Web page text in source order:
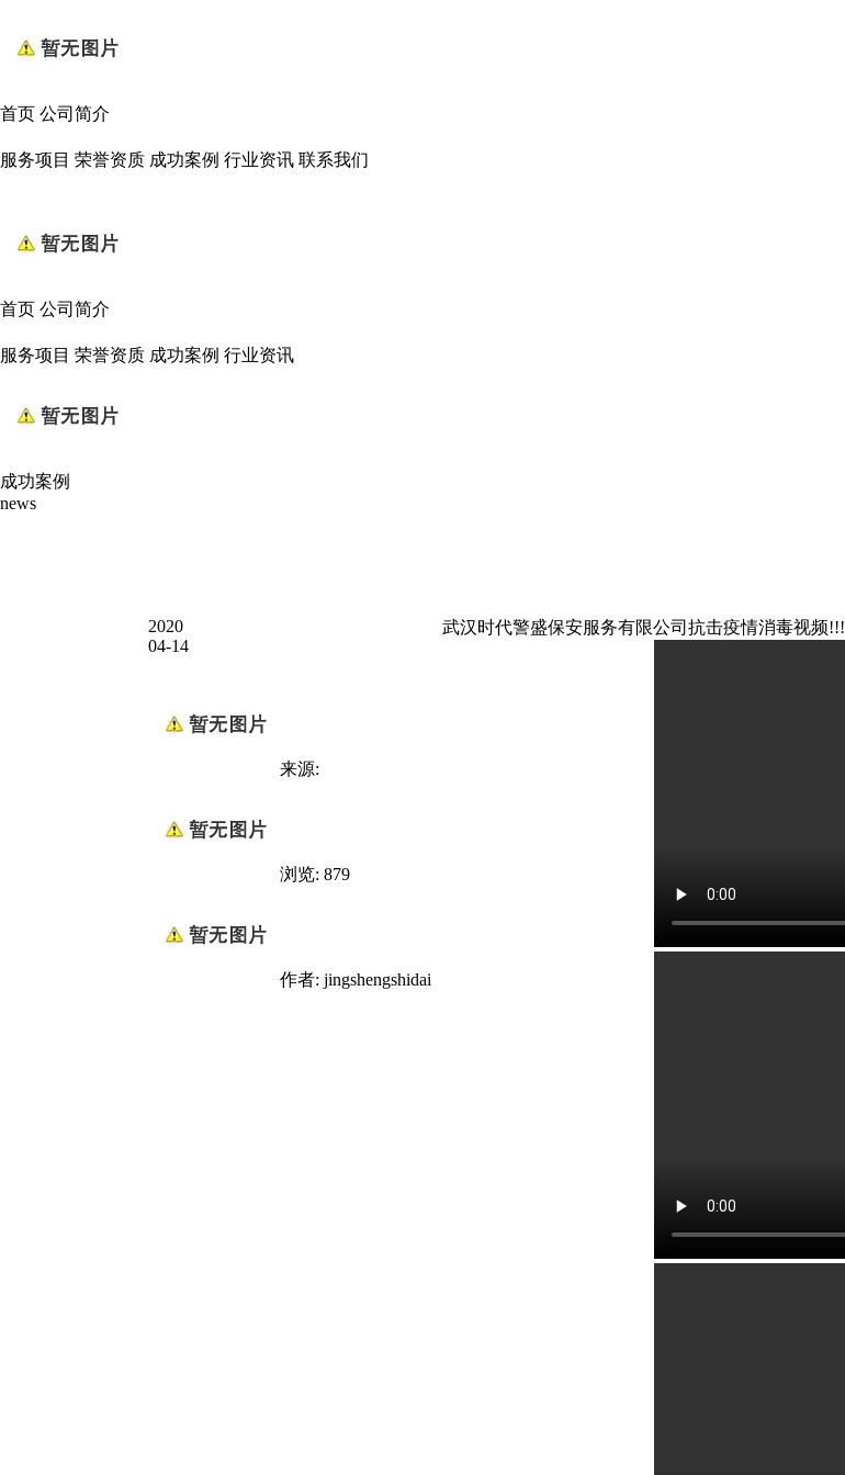
首页 公司简介
服务项目 荣誉资质 成功案例 行业资讯 联系我们
首页 公司简介
服务项目 荣誉资质 成功案例 行业资讯
成功案例
news
2020
04-14
来源:
浏览: 879
作者: jingshengshidai
武汉时代警盛保安服务有限公司抗击疫情消毒视频!!!